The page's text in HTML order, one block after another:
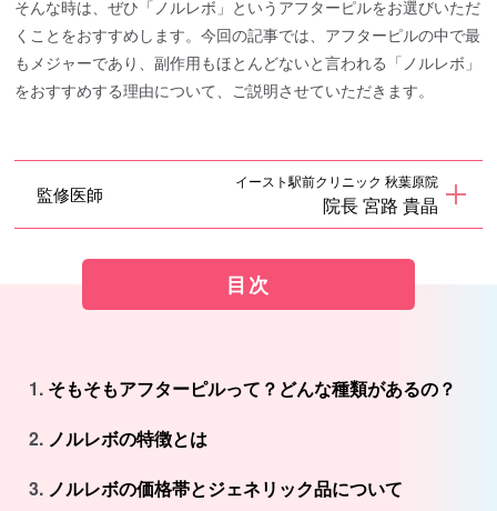
そんな時は、ぜひ「ノルレボ」というアフターピルをお選びいただ
くことをおすすめします。今回の記事では、アフターピルの中で最
もメジャーであり、副作用もほとんどないと言われる「ノルレボ」
をおすすめする理由について、ご説明させていただきます。
監修医師
イースト駅前クリニック 秋葉原院
院長 宮路 貴晶
目次
そもそもアフターピルって？どんな種類があるの？
ノルレボの特徴とは
ノルレボの価格帯とジェネリック品について